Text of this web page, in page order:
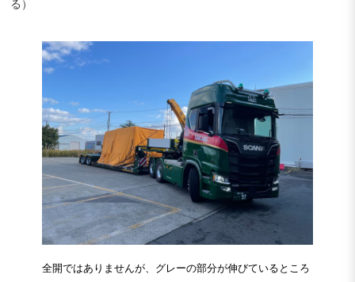
る）
全開ではありませんが、グレーの部分が伸びているところ